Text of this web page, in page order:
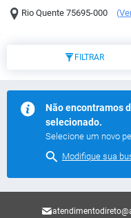
Rio Quente 75695-000 (
FILTRAR
Não encontramos
selecionado.
Selecione um novo
Modifique sua